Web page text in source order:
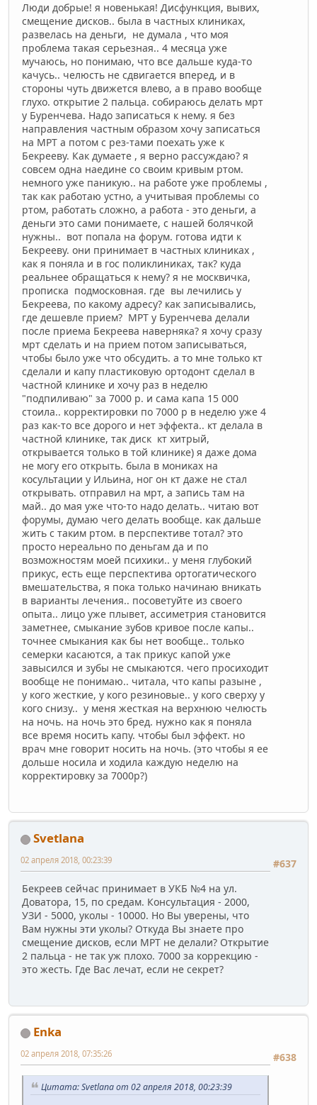
Люди добрые! я новенькая! Дисфункция, вывих,
смещение дисков.. была в частных клиниках,
развелась на деньги, не думала , что моя
проблема такая серьезная.. 4 месяца уже
мучаюсь, но понимаю, что все дальше куда-то
качусь.. челюсть не сдвигается вперед, и в
стороны чуть движется влево, а в право вообще
глухо. открытие 2 пальца. собираюсь делать мрт
у Буренчева. Надо записаться к нему. я без
направления частным образом хочу записаться
на МРТ а потом с рез-тами поехать уже к
Бекрееву. Как думаете , я верно рассуждаю? я
совсем одна наедине со своим кривым ртом.
немного уже паникую.. на работе уже проблемы ,
так как работаю устно, а учитывая проблемы со
ртом, работать сложно, а работа - это деньги, а
деньги это сами понимаете, с нашей болячкой
нужны.. вот попала на форум. готова идти к
Бекрееву. они принимает в частных клиниках ,
как я поняла и в гос поликлиниках, так? куда
реальнее обращаться к нему? я не москвичка,
прописка подмосковная. где вы лечились у
Бекреева, по какому адресу? как записывались,
где дешевле прием? МРТ у Буренчева делали
после приема Бекреева наверняка? я хочу сразу
мрт сделать и на прием потом записываться,
чтобы было уже что обсудить. а то мне только кт
сделали и капу пластиковую ортодонт сделал в
частной клинике и хочу раз в неделю
"подпиливаю" за 7000 р. и сама капа 15 000
стоила.. корректировки по 7000 р в неделю уже 4
раз как-то все дорого и нет эффекта.. кт делала в
частной клинике, так диск кт хитрый,
открывается только в той клинике) я даже дома
не могу его открыть. была в мониках на
косультации у Ильина, ног он кт даже не стал
открывать. отправил на мрт, а запись там на
май.. до мая уже что-то надо делать.. читаю вот
форумы, думаю чего делать вообще. как дальше
жить с таким ртом. в перспективе тотал? это
просто нереально по деньгам да и по
возможностям моей психики.. у меня глубокий
прикус, есть еще перспектива ортогатического
вмешательства, я пока только начинаю вникать
в варианты лечения.. посоветуйте из своего
опыта.. лицо уже плывет, ассиметрия становится
заметнее, смыкание зубов кривое после капы..
точнее смыкания как бы нет вообще.. только
семерки касаются, а так прикус капой уже
завысился и зубы не смыкаются. чего просиходит
вообще не понимаю.. читала, что капы разыне ,
у кого жесткие, у кого резиновые.. у кого сверху у
кого снизу.. у меня жесткая на верхнюю челюсть
на ночь. на ночь это бред. нужно как я поняла
все время носить капу. чтобы был эффект. но
врач мне говорит носить на ночь. (это чтобы я ее
дольше носила и ходила каждую неделю на
корректировку за 7000р?)
Svetlana
#637
02 апреля 2018, 00:23:39
Бекреев сейчас принимает в УКБ №4 на ул.
Доватора, 15, по средам. Консультация - 2000,
УЗИ - 5000, уколы - 10000. Но Вы уверены, что
Вам нужны эти уколы? Откуда Вы знаете про
смещение дисков, если МРТ не делали? Открытие
2 пальца - не так уж плохо. 7000 за коррекцию -
это жесть. Где Вас лечат, если не секрет?
Enka
#638
02 апреля 2018, 07:35:26
Цитата: Svetlana от 02 апреля 2018, 00:23:39